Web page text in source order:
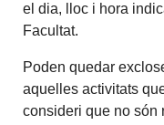
el dia, lloc i hora
Facultat.
Poden quedar
aquelles activitats
consideri que no són